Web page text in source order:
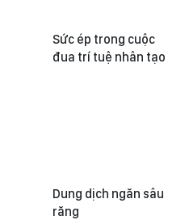
Sức ép trong cuộc
đua trí tuệ nhân tạo
Dung dịch ngăn sâu
răng